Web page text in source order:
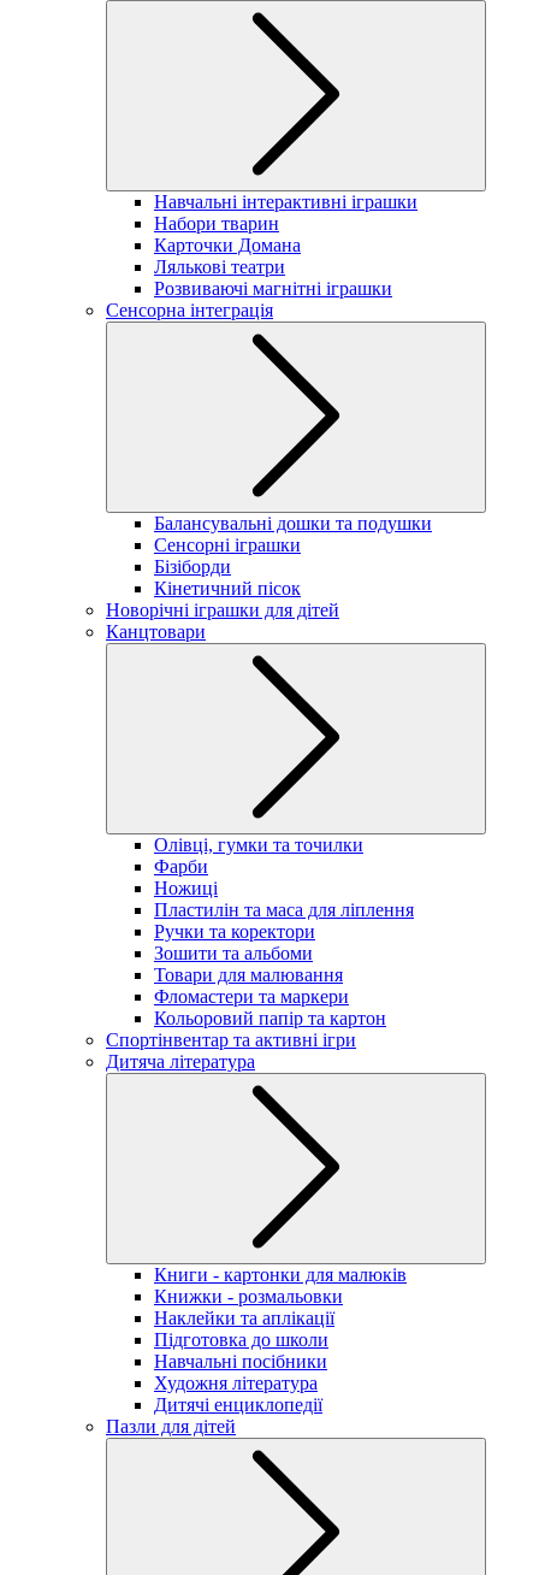
Навчальні інтерактивні іграшки
Набори тварин
Карточки Домана
Лялькові театри
Розвиваючі магнітні іграшки
Сенсорна інтеграція
Балансувальні дошки та подушки
Сенсорні іграшки
Бізіборди
Кінетичний пісок
Новорічні іграшки для дітей
Канцтовари
Олівці, гумки та точилки
Фарби
Ножиці
Пластилін та маса для ліплення
Ручки та коректори
Зошити та альбоми
Товари для малювання
Фломастери та маркери
Кольоровий папір та картон
Спортінвентар та активні ігри
Дитяча література
Книги - картонки для малюків
Книжки - розмальовки
Наклейки та аплікації
Підготовка до школи
Навчальні посібники
Художня література
Дитячі енциклопедії
Пазли для дітей